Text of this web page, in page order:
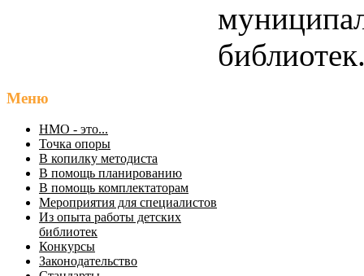
Меню
НМО - это...
Точка опоры
В копилку методиста
В помощь планированию
В помощь комплектаторам
Мероприятия для специалистов
Из опыта работы детских
библиотек
Конкурсы
Законодательство